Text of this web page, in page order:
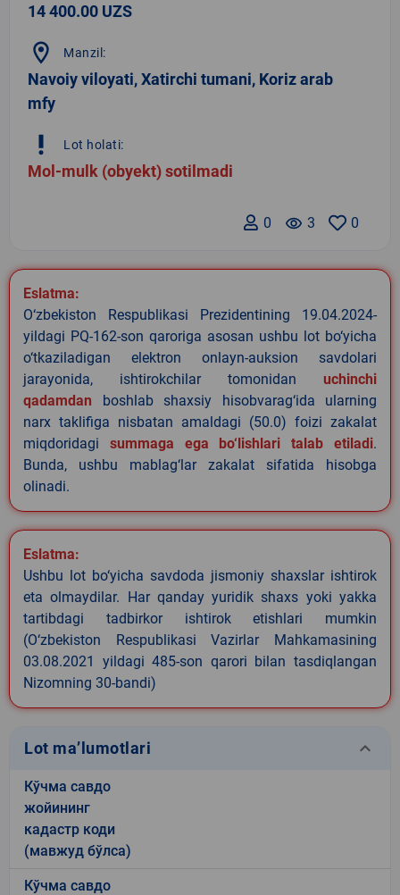
14 400.00 UZS
location_on Manzil:
Navoiy viloyati, Xatirchi tumani, Koriz arab
mfy
priority_high Lot holati:
Mol-mulk (obyekt) sotilmadi
0
remove_red_eye 3
0
Eslatma:
O‘zbekiston Respublikasi Prezidentining 19.04.2024-
yildagi PQ-162-son qaroriga asosan ushbu lot bo‘yicha
o‘tkaziladigan elektron onlayn-auksion savdolari
jarayonida, ishtirokchilar tomonidan uchinchi
qadamdan boshlab shaxsiy hisobvarag‘ida ularning
narx taklifiga nisbatan amaldagi (50.0) foizi zakalat
miqdoridagi summaga ega bo‘lishlari talab etiladi.
Bunda, ushbu mablag‘lar zakalat sifatida hisobga
olinadi.
Eslatma:
Ushbu lot bo‘yicha savdoda jismoniy shaxslar ishtirok
eta olmaydilar. Har qanday yuridik shaxs yoki yakka
tartibdagi tadbirkor ishtirok etishlari mumkin
(O‘zbekiston Respublikasi Vazirlar Mahkamasining
03.08.2021 yildagi 485-son qarori bilan tasdiqlangan
Nizomning 30-bandi)
Lot ma’lumotlari keyboard_arrow_down
Кўчма савдо
жойининг
кадастр коди
(мавжуд бўлса)
Кўчма савдо